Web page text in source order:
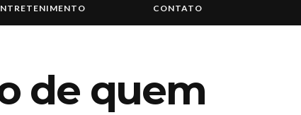
CONTATO
de quem